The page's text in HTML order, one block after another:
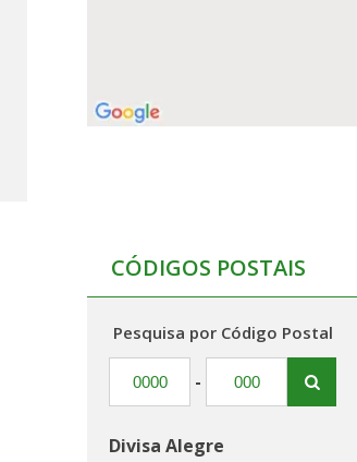
CÓDIGOS POSTAIS
Pesquisa por Código Postal
-
Divisa Alegre